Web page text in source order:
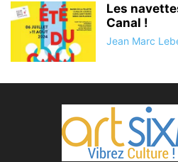
Les
Canal !
Jean Marc